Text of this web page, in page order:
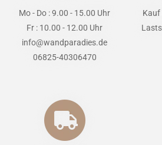
Mo - Do : 9.00 - 15.00 Uhr
Fr : 10.00 - 12.00 Uhr
info@wandparadies.de
06825-40306470
Kauf